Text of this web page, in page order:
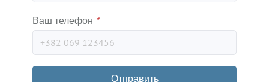
Ваш телефон *
Отправить